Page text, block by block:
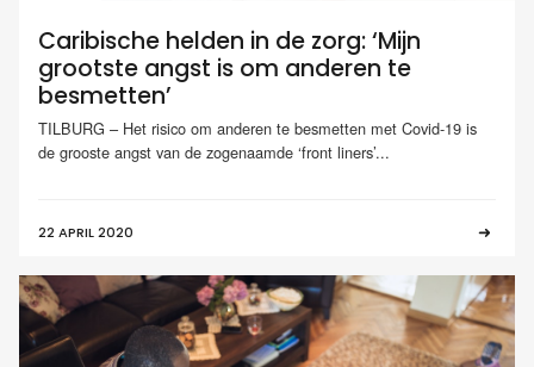
Caribische helden in de zorg: ‘Mijn
grootste angst is om anderen te
besmetten’
TILBURG – Het risico om anderen te besmetten met Covid-19 is
de grooste angst van de zogenaamde ‘front liners’...
22 APRIL 2020